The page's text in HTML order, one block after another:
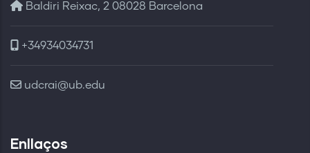
Baldiri Reixac, 2 08028 Barcelona
+34934034731
udcrai@ub.edu
Enllaços